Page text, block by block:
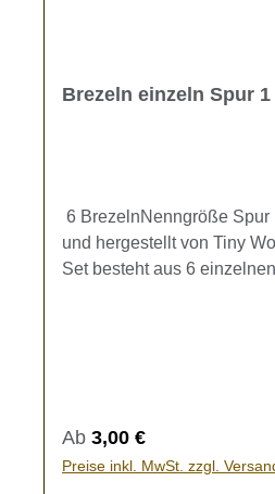
Brezeln einzeln Spur 1
6 BrezelnNenngröße Spur
und hergestellt von Tiny
Set besteht aus 6
Regulärer Preis:
Ab 3,00 €
Preise inkl. MwSt. zzgl.